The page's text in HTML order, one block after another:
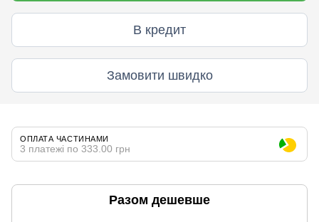
В кредит
Замовити швидко
ОПЛАТА ЧАСТИНАМИ
3 платежі по 333.00 грн
Разом дешевше